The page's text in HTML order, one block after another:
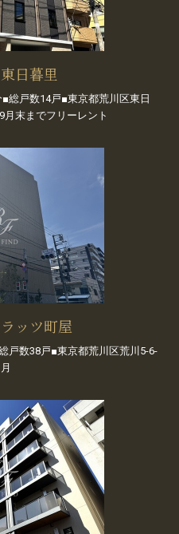
日暮里
総戸数14戸■東京都荒川区東日
月末までフリーレント
ッツ町屋
戸数38戸■東京都荒川区荒川5-6-